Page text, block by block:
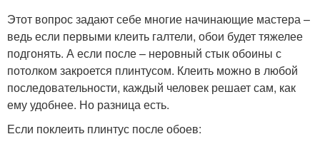
Этот вопрос задают себе многие начинающие мастера –
ведь если первыми клеить галтели, обои будет тяжелее
подгонять. А если после – неровный стык обоины с
потолком закроется плинтусом. Клеить можно в любой
последовательности, каждый человек решает сам, как
ему удобнее. Но разница есть.
Если поклеить плинтус после обоев: